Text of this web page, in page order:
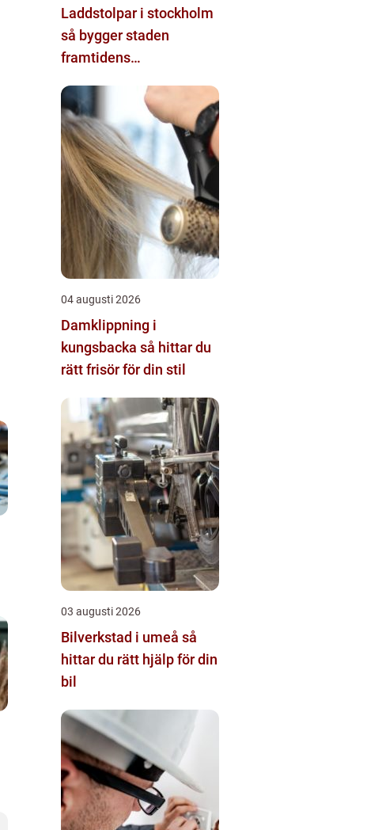
Laddstolpar i stockholm
så bygger staden
framtidens
04 augusti 2026
Damklippning i
kungsbacka så hittar du
rätt frisör för din stil
03 augusti 2026
Bilverkstad i umeå så
hittar du rätt hjälp för din
bil